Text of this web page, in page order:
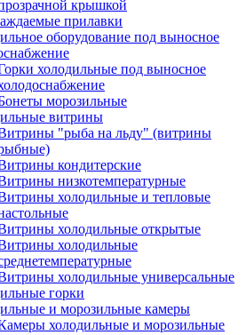
крышкой
прилавки
оборудование под выносное
холодильные под выносное
морозильные
витрины
"рыба на льду" (витрины
кондитерские
низкотемпературные
холодильные и тепловые
холодильные открытые
холодильные
холодильные универсальные
горки
и морозильные камеры
холодильные и морозильные